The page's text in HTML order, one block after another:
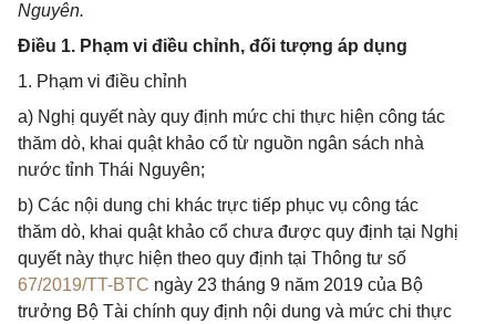
Nguyên.
Điều 1. Phạm vi điều chỉnh, đối tượng áp dụng
1. Phạm vi điều chỉnh
a) Nghị quyết này quy định mức chi thực hiện công tác
thăm dò, khai quật khảo cổ từ nguồn ngân sách nhà
nước tỉnh Thái Nguyên;
b) Các nội dung chi khác trực tiếp phục vụ công tác
thăm dò, khai quật khảo cổ chưa được quy định tại Nghị
quyết này thực hiện theo quy định tại Thông tư số
67/2019/TT-BTC ngày 23 tháng 9 năm 2019 của Bộ
trưởng Bộ Tài chính quy định nội dung và mức chi thực